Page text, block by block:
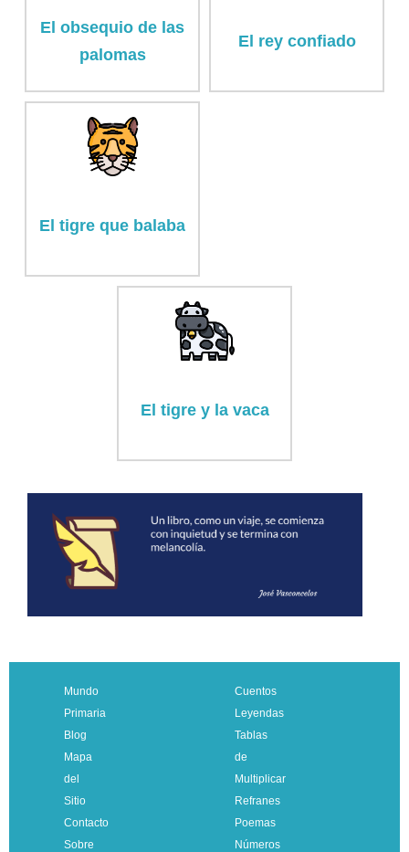
El obsequio de las
palomas
El rey confiado
El tigre que balaba
El tigre y la vaca
Mundo
Primaria
Blog
Mapa
del
Sitio
Contacto
Sobre
Cuentos
Leyendas
Tablas
de
Multiplicar
Refranes
Poemas
Números